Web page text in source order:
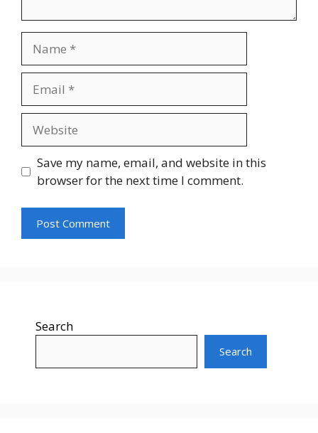
Save my name, email, and website in this
browser for the next time I comment.
Search
Search